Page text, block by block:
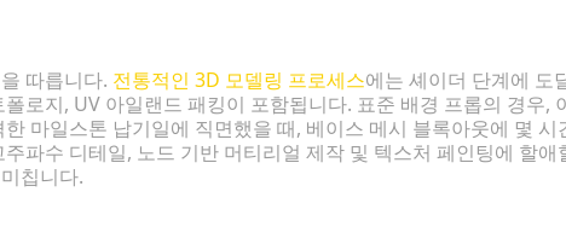
따릅니다. 전통적인 3D 모델링 프로세스에는 셰이더 단계에 도
로지, UV 아일랜드 패킹이 포함됩니다. 표준 배경 프롭의 경우,
마일스톤 납기일에 직면했을 때, 베이스 메시 블록아웃에 몇 시
파수 디테일, 노드 기반 머티리얼 제작 및 텍스처 페인팅에 할애
칩니다.